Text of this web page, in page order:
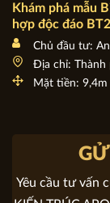
Khám phá mẫu
BT20122
Mặt tiền: 9,4m